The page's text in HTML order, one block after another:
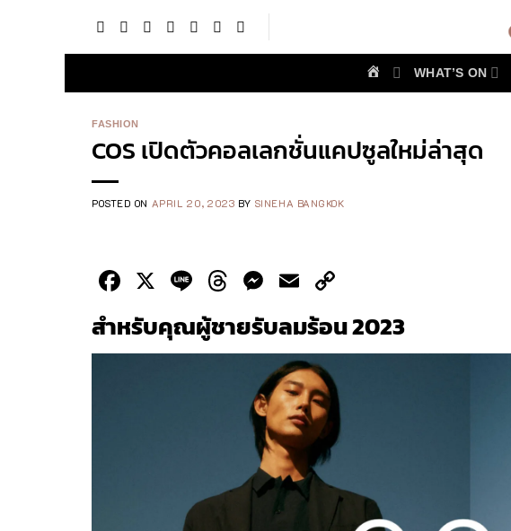
content
WHAT’S ON
FASHION
COS เปิดตัวคอลเลกชั่นแคปซูลใหม่ล่าสุด
POSTED ON APRIL 20, 2023 BY SINEHA BANGKOK
Facebook
X LineThreads
Messenger
Email
Link
สำหรับคุณผู้ชายรับลมร้อน2023